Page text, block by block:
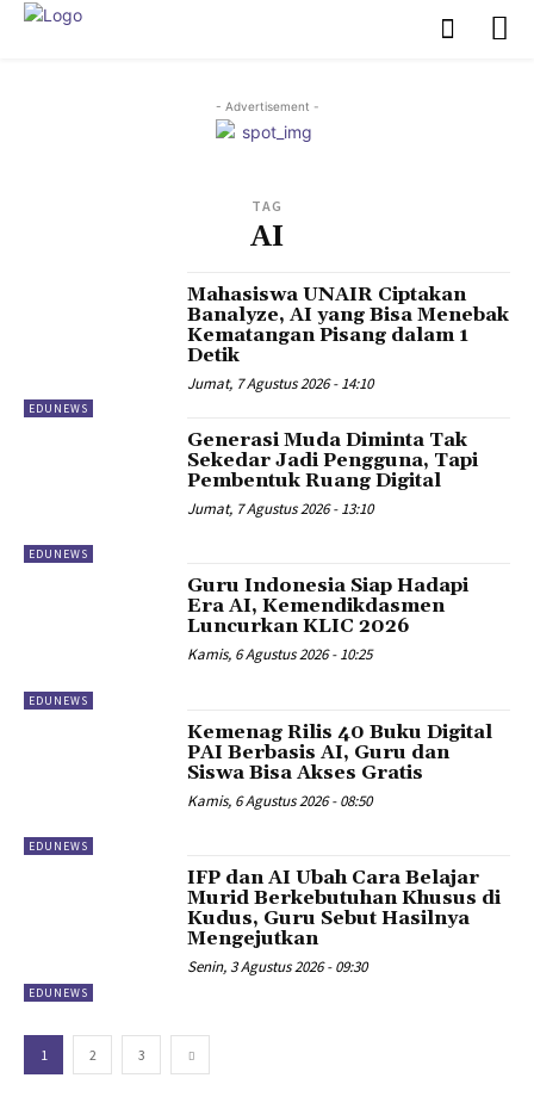
- Advertisement -
TAG
AI
EDUNEWS
Mahasiswa UNAIR Ciptakan
Banalyze, AI yang Bisa Menebak
Kematangan Pisang dalam 1
Detik
Jumat, 7 Agustus 2026 - 14:10
EDUNEWS
Generasi Muda Diminta Tak
Sekedar Jadi Pengguna, Tapi
Pembentuk Ruang Digital
Jumat, 7 Agustus 2026 - 13:10
EDUNEWS
Guru Indonesia Siap Hadapi
Era AI, Kemendikdasmen
Luncurkan KLIC 2026
Kamis, 6 Agustus 2026 - 10:25
EDUNEWS
Kemenag Rilis 40 Buku Digital
PAI Berbasis AI, Guru dan
Siswa Bisa Akses Gratis
Kamis, 6 Agustus 2026 - 08:50
EDUNEWS
IFP dan AI Ubah Cara Belajar
Murid Berkebutuhan Khusus di
Kudus, Guru Sebut Hasilnya
Mengejutkan
Senin, 3 Agustus 2026 - 09:30
1 2 3